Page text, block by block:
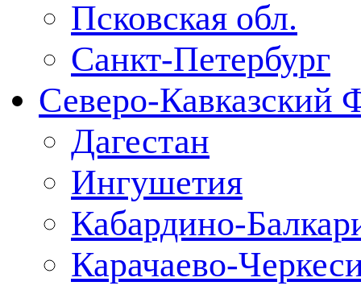
Псковская обл.
Санкт-Петербург
Северо-Кавказский
Дагестан
Ингушетия
Кабардино-
Карачаево-